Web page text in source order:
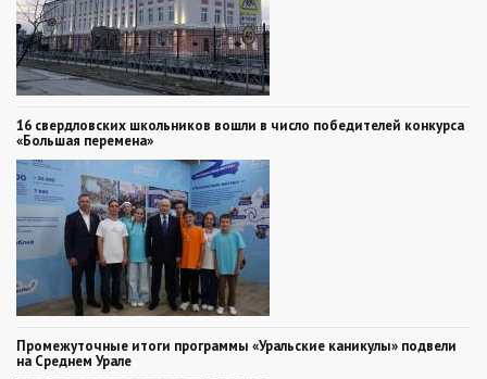
16 свердловских школьников вошли в число победителей конкурса
«Большая перемена»
Промежуточные итоги программы «Уральские каникулы» подвели
на Среднем Урале